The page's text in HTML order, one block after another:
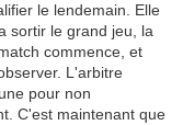
le lendemain. Elle
sortir le grand jeu, la
commence, et
L'arbitre
pour non
C'est maintenant que